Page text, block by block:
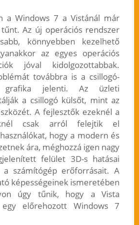
a Windows 7 a Vistánál már
Az új operációs rendszer
könnyebben kezelhető
az egyes operációs
jóval kidolgozottabbak.
továbbra is a csillogó-
grafika jelenti. Az üzleti
a csillogó külsőt, mint az
A fejlesztők ezeknél a
csak arról felejtik el
hogy a modern és
ára, méghozzá igen nagy
felület 3D-s hatásai
a számítógép erőforrásait. A
képességeinek ismeretében
úgy tűnik, hogy a Vista
egy előrehozott Windows 7